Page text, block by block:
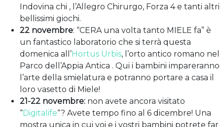
Indovina chi , l’Allegro Chirurgo, Forza 4 e tanti altri
bellissimi giochi.
22 novembre: “CERA una volta tanto MIELE fa” è
un fantastico laboratorio che si terrà questa
domenica all’Hortus Urbis, l’orto antico romano nel
Parco dell’Appia Antica . Qui i bambini impareranno
l’arte della smielatura e potranno portare a casa il
loro vasetto di Miele!
21-22 novembre: non avete ancora visitato
“Digitalife“? Avete tempo fino al 6 dicembre! Una
mostra unica in cui voi e i vostri bambini potrete far